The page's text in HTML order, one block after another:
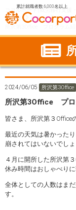
累計就職者数 6,000名以上
ココルポート(就労移行支
埼玉県
所沢市 所沢第
所沢第3Office プログラム
2024/06/05 所沢第3Office
所沢第3Office プロ
皆さま、所沢第３Office
最近の天気は暑かった
崩されてはいないでしょ
４月に開所した所沢第
休み時間はおしゃべりに
全体としての人数はま
す。